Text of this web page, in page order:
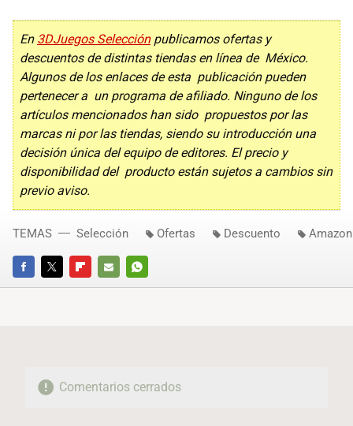
En 3DJuegos Selecciónpublicamos ofertas y
descuentos de distintas tiendas en línea de México.
Algunos de los enlaces de esta publicación pueden
pertenecer a un programa de afiliado. Ninguno de los
artículos mencionados han sido propuestos por las
marcas ni por las tiendas, siendo su introducción una
decisión única del equipo de editores. El precio y
disponibilidad del producto están sujetos a cambios sin
previo aviso.
FACEBOOKTWITTERFLIPBOARD
E-
WHATSAPP
TEMAS Selección Ofertas Descuento Amazon
Comentarios cerrados